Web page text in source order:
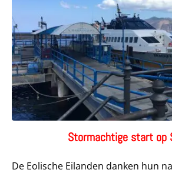
Stormachtige start op
De Eolische Eilanden danken hun